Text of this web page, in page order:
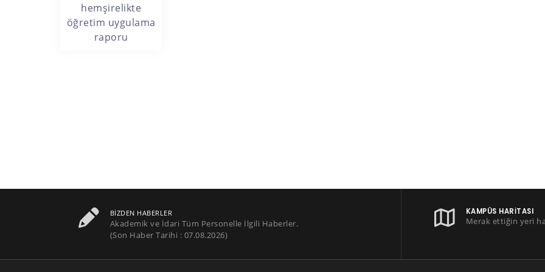
hemşirelikte
öğretim uygulama
raporu
BIZDEN HABERLER
Akademik ve İdari Tüm Personelle İlgili Haberler.
(Son Haber Tarihi : 07.08.2026)
KAMPÜS HARITASI
Merak ettiğin yeri